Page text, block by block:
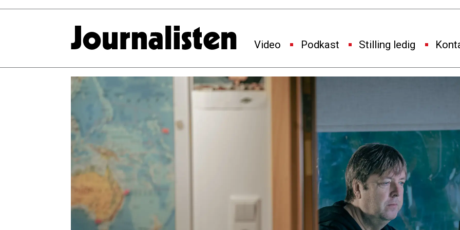
Video Podkast Stilling ledig